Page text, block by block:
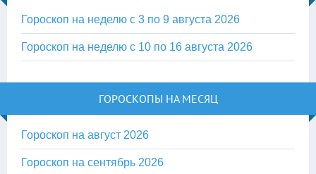
Гороскоп на неделю с 3 по 9 августа 2026
Гороскоп на неделю с 10 по 16 августа 2026
ГОРОСКОПЫ НА МЕСЯЦ
Гороскоп на август 2026
Гороскоп на сентябрь 2026